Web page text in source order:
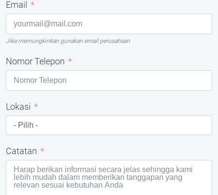
Email
Jika memungkinkan gunakan email perusahaan
Nomor Telepon
Lokasi
Catatan